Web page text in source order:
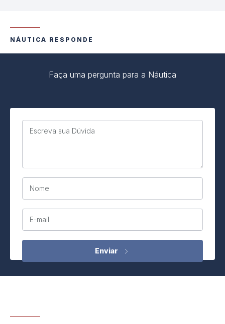
NÁUTICA RESPONDE
Faça uma pergunta para a Náutica
Escreva sua Dúvida
Nome
E-mail